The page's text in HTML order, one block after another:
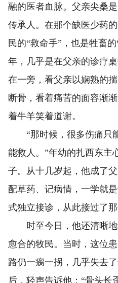
融的医者血脉。父亲尖桑
传承人。在那个缺医少药
民的“救命手”，也是牲畜
年，几乎是在父亲的诊疗
在一旁，看父亲以娴熟的
断骨，看着痛苦的面容渐
着牛羊笑着道谢。
“那时候，很多伤痛只
能救人。”年幼的扎西东主
子。从十几岁起，他成了
配草药、记病情，一学就
式独立接诊，从此接过了
时至今日，他还清晰地
愈合的牧民。当时，这位
路仍一瘸一拐，几乎失去
后，轻声告诉他：“骨头长